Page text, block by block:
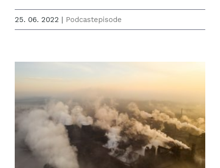
25. 06. 2022 | Podcastepisode